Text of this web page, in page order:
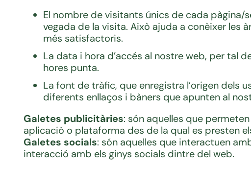
El nombre de visitants únics de cada pàgina/
vegada de la visita. Això ajuda a conèixer les
més satisfactoris.
La data i hora d’accés al nostre web, per tal
hores punta.
La font de tràfic, que enregistra l’origen dels
diferents enllaços i bàners que apunten al
Galetes publicitàries: són aquelles que
aplicació o plataforma des de la qual es presten
Galetes socials: són aquelles que interactuen
interacció amb els ginys socials dintre del web.